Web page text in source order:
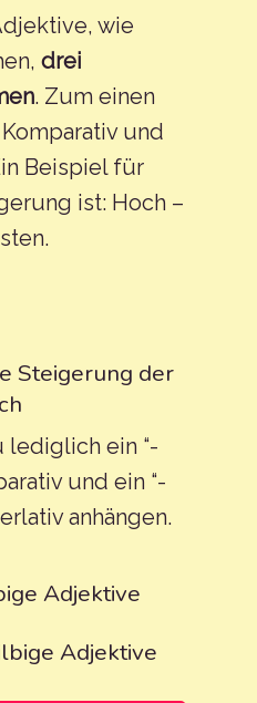
wie
drei
. Zum einen
und
Beispiel für
ist: Hoch –
Steigerung der
lediglich ein “-
und ein “-
anhängen.
Adjektive
Adjektive